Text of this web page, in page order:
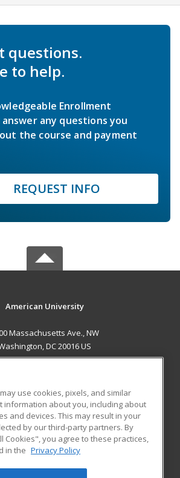
questions.
to help.
Enrollment
any questions you
the course and payment
REQUEST INFO
American University
Massachusetts Ave., NW
DC 20016 US
RESOURCES
Student Blog
use cookies, pixels, and similar
information about you, including about
and devices. This may result in your
by our third-party partners. By
Cookies", you agree to these practices,
in the Privacy Policy